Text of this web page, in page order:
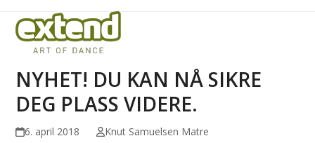
NYHET! DU KAN NÅ SIKRE
DEG PLASS VIDERE.
6. april 2018
Knut Samuelsen Matre